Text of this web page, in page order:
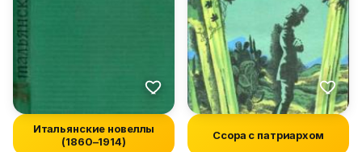
Итальянские новеллы
(1860–1914)
Ссора с патриархом